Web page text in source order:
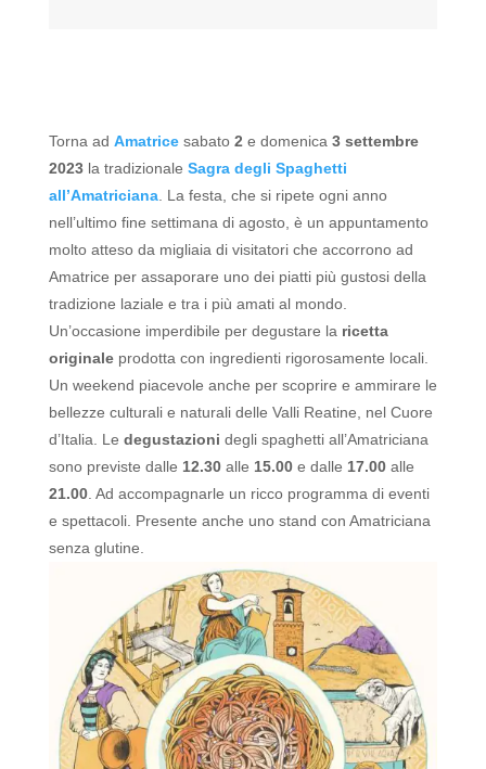
Torna ad Amatrice sabato2 e domenica 3 settembre
2023la tradizionale Sagra degli Spaghetti
all’Amatriciana. La festa, che si ripete ogni anno
nell’ultimo fine settimana di agosto, è un appuntamento
molto atteso da migliaia di visitatori che accorrono ad
Amatrice per assaporare uno dei piatti più gustosi della
tradizione laziale e tra i più amati al mondo.
Un’occasione imperdibile per degustare la ricetta
originaleprodotta con ingredienti rigorosamente locali.
Un weekend piacevole anche per scoprire e ammirare le
bellezze culturali e naturali delle Valli Reatine, nel Cuore
d’Italia.
Le degustazioni degli spaghetti all’Amatriciana
sono previste dalle 12.30alle 15.00e dalle 17.00alle
21.00. Ad accompagnarle un ricco programma di eventi
e spettacoli. Presente anche uno stand con Amatriciana
senza glutine.